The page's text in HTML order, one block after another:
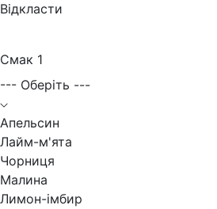
Відкласти
Смак 1
--- Оберіть ---
Апельсин
Лайм-м'ята
Чорниця
Малина
Лимон-імбир